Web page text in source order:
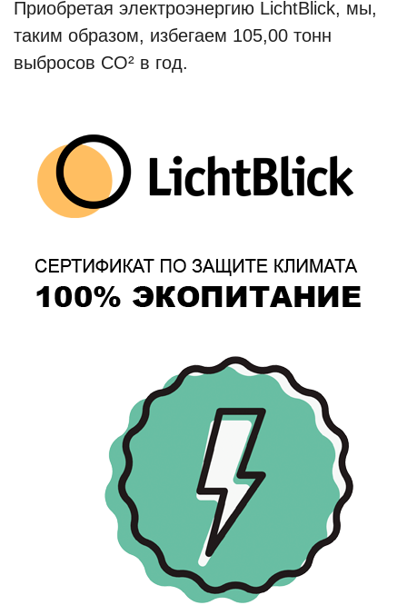
Приобретая электроэнергию LichtBlick, мы,
таким образом, избегаем 105,00 тонн
выбросов CO² в год.